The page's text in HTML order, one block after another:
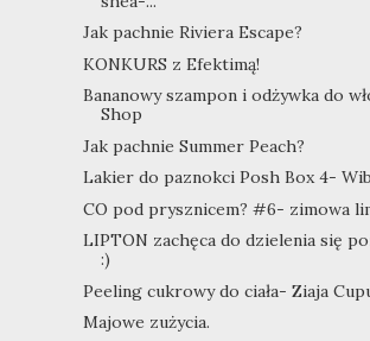
Jak pachnie Riviera Escape?
KONKURS z Efektimą!
Bananowy szampon i odżywka do
Shop
Jak pachnie Summer Peach?
Lakier do paznokci Posh Box 4-
CO pod prysznicem? #6- zimowa
LIPTON zachęca do dzielenia się
:)
Peeling cukrowy do ciała- Ziaja
Majowe zużycia.